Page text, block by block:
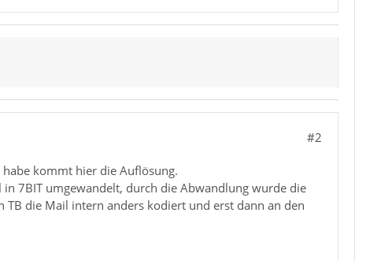
#2
kommt hier die Auflösung.
7BIT umgewandelt, durch die Abwandlung wurde die
die Mail intern anders kodiert und erst dann an den